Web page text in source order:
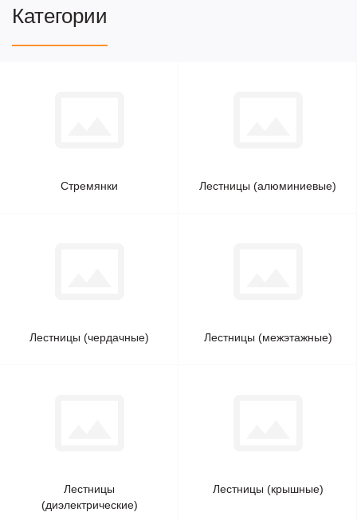
Категории
Стремянки Лестницы (алюминиевые)
Лестницы (чердачные) Лестницы (межэтажные)
Лестницы
(диэлектрические)
Лестницы (крышные)